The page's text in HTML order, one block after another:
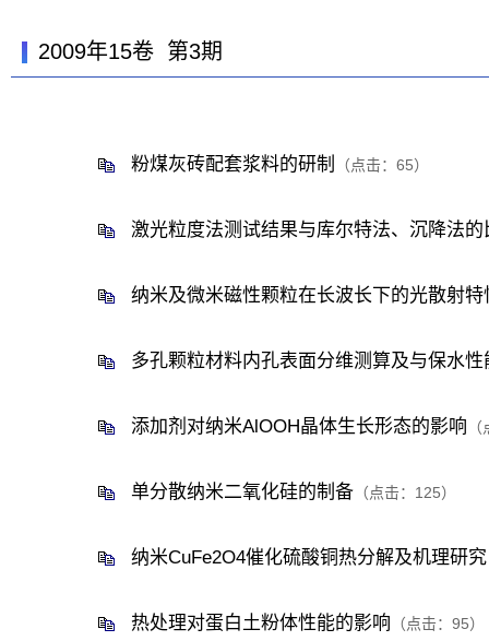
2009年15卷 第3期
粉煤灰砖配套浆料的研制 （点击： 65）
激光粒度法测试结果与库尔特法、沉降法的
纳米及微米磁性颗粒在长波长下的光散射特
多孔颗粒材料内孔表面分维测算及与保水性
添加剂对纳米AlOOH晶体生长形态的影响
单分散纳米二氧化硅的制备 （点击： 125）
纳米CuFe2O4催化硫酸铜热分解及机理研究
热处理对蛋白土粉体性能的影响 （点击： 95）